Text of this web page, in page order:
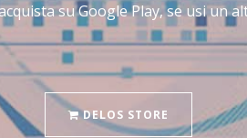
su Google Play, se usi un
DELOS STORE